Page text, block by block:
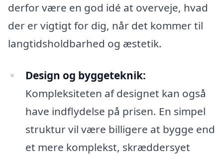
derfor være en god idé at overveje, hvad
der er vigtigt for dig, når det kommer til
langtidsholdbarhed og æstetik.
Design og byggeteknik:
Kompleksiteten af designet kan også
have indflydelse på prisen. En simpel
struktur vil være billigere at bygge end
et mere komplekst, skræddersyet